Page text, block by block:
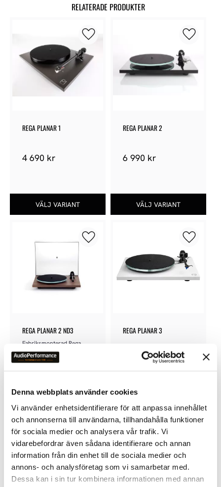
Denna webbplats använder cookies
Vi använder enhetsidentifierare för att anpassa innehållet
och annonserna till användarna, tillhandahålla funktioner
för sociala medier och analysera vår trafik. Vi
vidarebefordrar även sådana identifierare och annan
information från din enhet till de sociala medier och
annons- och analysföretag som vi samarbetar med.
Dessa kan i sin tur kombinera informationen med annan
RELATERADE PRODUKTER
REGA PLANAR 1
4 690 kr
Lägg till i favoriter
REGA PLANAR 2
6 990 kr
Lägg till
REGA PLANAR 2 ND3
Fabriksmonterad Rega
Nd3 MM pickup
8 990kr
Lägg till i favoriter
REGA PLANAR 3
kr
Lägg till
Lägg till i favoriter